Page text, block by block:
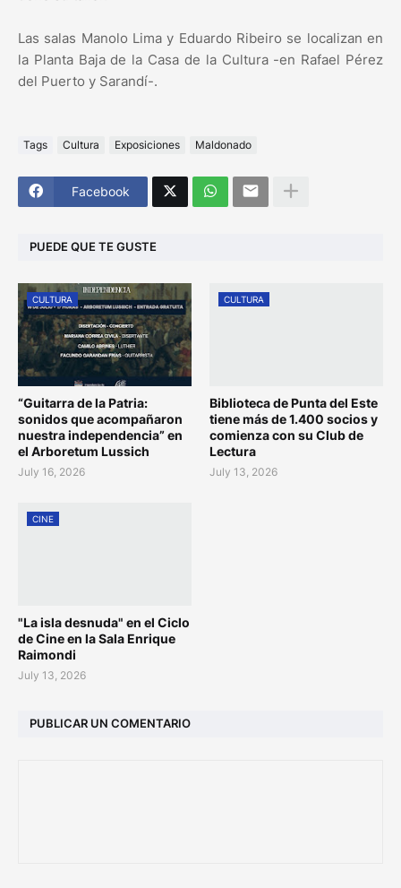
Las salas Manolo Lima y Eduardo Ribeiro se localizan en
la Planta Baja de la Casa de la Cultura -en Rafael Pérez
del Puerto y Sarandí-.
Tags Cultura Exposiciones Maldonado
Facebook
PUEDE QUE TE GUSTE
CULTURA
“Guitarra de la Patria:
sonidos que acompañaron
nuestra independencia” en
el Arboretum Lussich
July 16, 2026
CULTURA
Biblioteca de Punta del Este
tiene más de 1.400 socios y
comienza con su Club de
Lectura
July 13, 2026
CINE
"La isla desnuda" en el Ciclo
de Cine en la Sala Enrique
Raimondi
July 13, 2026
PUBLICAR UN COMENTARIO